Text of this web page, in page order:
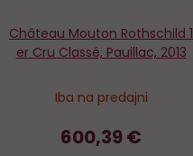
Château Mouton Rothschild 1
er Cru Classé, Pauillac, 2013
Iba na predajni
600,39 €